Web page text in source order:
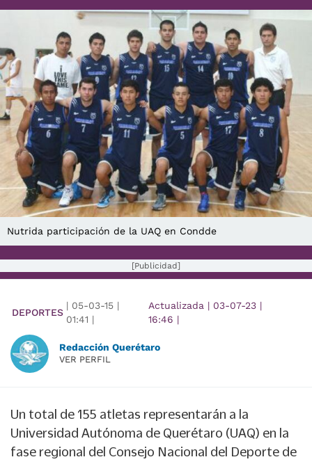
Nutrida participación de la UAQ en Condde
[Publicidad]
DEPORTES
| 05-03-15 |
01:41 |
Actualizada | 03-07-23 |
16:46 |
Redacción Querétaro
VER PERFIL
Un total de 155 atletas representarán a la
Universidad Autónoma de Querétaro (UAQ) en la
fase regional del Consejo Nacional del Deporte de